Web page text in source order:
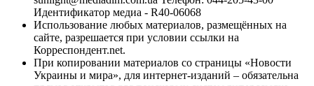
Идентификатор медиа - R40-06068
Использование любых материалов, размещённых на
сайте, разрешается при условии ссылки на
Корреспондент.net.
При копировании материалов со страницы «Новости
Украины и мира», для интернет-изданий – обязательна